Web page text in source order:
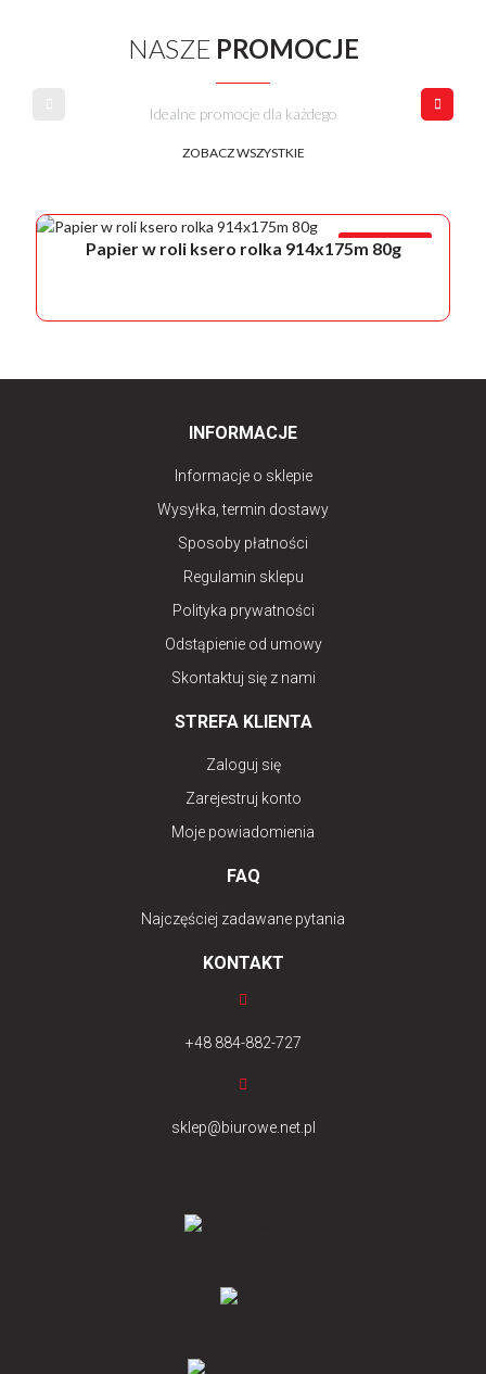
NASZE PROMOCJE
Idealne promocje dla każdego
ZOBACZ WSZYSTKIE
PROMOCJA!
Papier w roli ksero rolka 914x175m 80g
INFORMACJE
Informacje o sklepie
Wysyłka, termin dostawy
Sposoby płatności
Regulamin sklepu
Polityka prywatności
Odstąpienie od umowy
Skontaktuj się z nami
STREFA KLIENTA
Zaloguj się
Zarejestruj konto
Moje powiadomienia
FAQ
Najczęściej zadawane pytania
KONTAKT
+48 884-882-727
sklep@biurowe.net.pl